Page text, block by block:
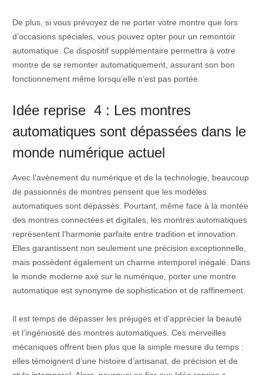
De plus, si vous prévoyez de ne porter votre montre que lors
d’occasions spéciales, vous pouvez opter pour un remontoir
automatique. Ce dispositif supplémentaire permettra à votre
montre de se remonter automatiquement, assurant son bon
fonctionnement même lorsqu’elle n’est pas portée.
Idée reprise 4 : Les montres
automatiques sont dépassées dans le
monde numérique actuel
Avec l’avènement du numérique et de la technologie, beaucoup
de passionnés de montres pensent que les modèles
automatiques sont dépassés. Pourtant, même face à la montée
des montres connectées et digitales, les montres automatiques
représentent l’harmonie parfaite entre tradition et innovation.
Elles garantissent non seulement une précision exceptionnelle,
mais possèdent également un charme intemporel inégalé. Dans
le monde moderne axé sur le numérique, porter une montre
automatique est synonyme de sophistication et de raffinement.
Il est temps de dépasser les préjugés et d’apprécier la beauté
et l’ingéniosité des montres automatiques. Ces merveilles
mécaniques offrent bien plus que la simple mesure du temps :
elles témoignent d’une histoire d’artisanat, de précision et de